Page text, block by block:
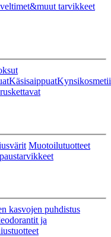
tarvikkeet
Käsisaippuat
Muotoilutuotteet
kasvojen puhdistus
ja